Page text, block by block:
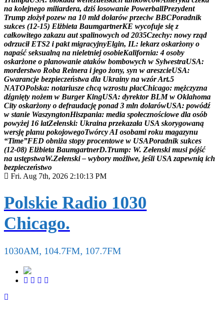
na kolejnego miliardera, dziś losowanie PowerballPrezydent
Trump złożył pozew na 10 mld dolarów przeciw BBCPoradnik
sukces (12-15) Elżbieta BaumgartnerKE wycofuje się z
całkowitego zakazu aut spalinowych od 2035Czechy: nowy rząd
odrzucił ETS2 i pakt migracyjnyElgin, IL: lekarz oskarżony o
napaść seksualną na nieletniej osobieKalifornia: 4 osoby
oskarżone o planowanie ataków bombowych w SylwestraUSA:
morderstwo Roba Reinera i jego żony, syn w areszcieUSA:
Gwarancje bezpieczeństwa dla Ukrainy na wzórArt.5
NATOPolska: notariusze chcą wzrostu płacChicago: mężczyzna
dźgnięty nożem w Burger KingUSA: dyrektor BLM w Oklahoma
City oskarżony o defraudację ponad 3 mln dolarówUSA: powódź
w stanie WaszyngtonHiszpania: media społecznościowe dla osób
powyżej 16 latZełenski: Ukraina przekazała USA skorygowaną
wersję planu pokojowegoTwórcyAI osobami roku magazynu
“Time”FED obniża stopy procentowe w USAPoradnik sukces
(12-08) Elżbieta BaumgartnerD.Trump: W. Zełenski musi pójść
na ustępstwaW.Zełenski – wybory możliwe, jeśli USA zapewnią ich
bezpieczeństwo
Fri. Aug 7th, 2026 2:10:14 PM
Polskie Radio 1030
Chicago.
1030AM, 104.7FM, 107.7FM